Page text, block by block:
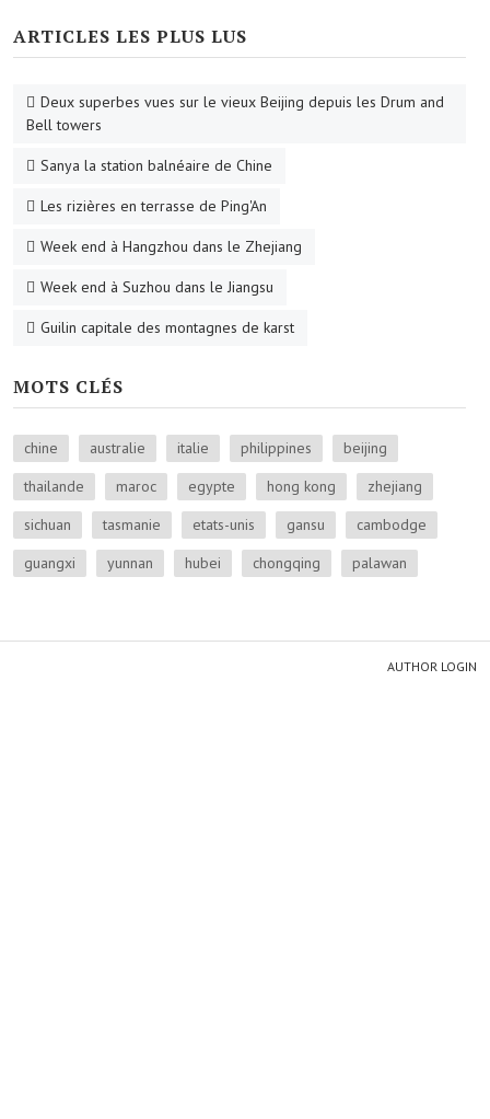
ARTICLES LES PLUS LUS
Deux superbes vues sur le vieux Beijing depuis les Drum and
Bell towers
Sanya la station balnéaire de Chine
Les rizières en terrasse de Ping'An
Week end à Hangzhou dans le Zhejiang
Week end à Suzhou dans le Jiangsu
Guilin capitale des montagnes de karst
MOTS CLÉS
chine australie italie philippines
beijing
thailande
maroc egypte hong kong
zhejiang
sichuan
tasmanie etats-unis gansu
cambodge
guangxi
yunnan hubei chongqing palawan
AUTHOR LOGIN